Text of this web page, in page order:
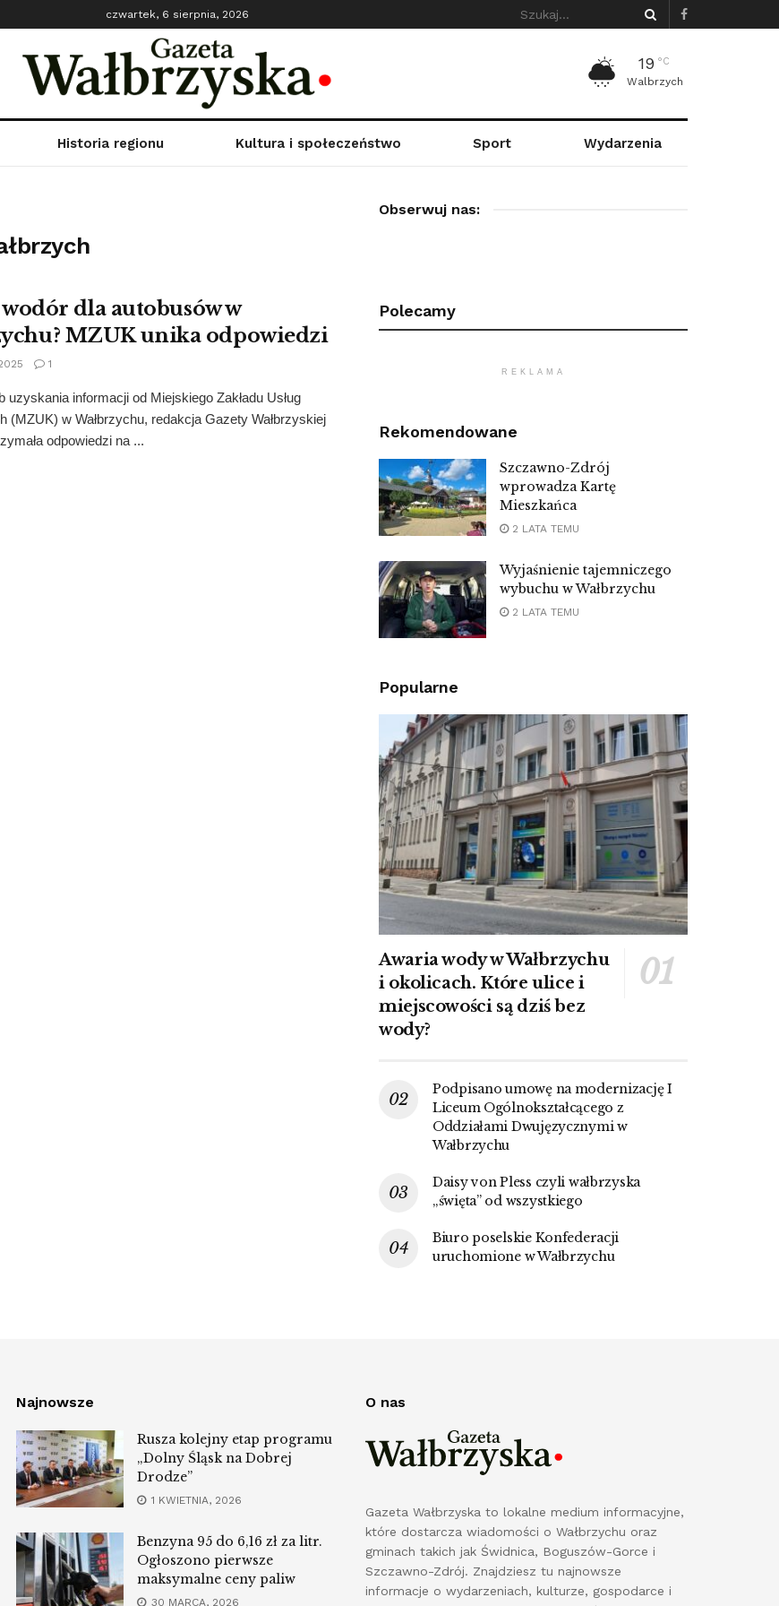
czwartek, 6 sierpnia, 2026
19 °C
Walbrzych
Historia regionu Kultura i społeczeństwo Sport Wydarzenia
wodór dla autobusów w
MZUK unika odpowiedzi
1
uzyskania informacji od Miejskiego Zakładu Usług
(MZUK) w Wałbrzychu, redakcja Gazety Wałbrzyskiej
odpowiedzi na ...
Obserwuj nas:
Polecamy
REKLAMA
Rekomendowane
Szczawno-Zdrój
wprowadza Kartę
Mieszkańca
2 LATA TEMU
Wyjaśnienie tajemniczego
wybuchu w Wałbrzychu
2 LATA TEMU
Popularne
Awaria wody w Wałbrzychu
i okolicach. Które ulice i
miejscowości są dziś bez
wody?
Podpisano umowę na modernizację I
Liceum Ogólnokształcącego z
Oddziałami Dwujęzycznymi w
Wałbrzychu
Daisy von Pless czyli wałbrzyska
„święta” od wszystkiego
Biuro poselskie Konfederacji
uruchomione w Wałbrzychu
Najnowsze
Rusza kolejny etap programu
„Dolny Śląsk na Dobrej
Drodze”
1 KWIETNIA, 2026
Benzyna 95 do 6,16 zł za litr.
Ogłoszono pierwsze
maksymalne ceny paliw
30 MARCA, 2026
O nas
Gazeta Wałbrzyska to lokalne medium informacyjne,
które dostarcza wiadomości o Wałbrzychu oraz
gminach takich jak Świdnica, Boguszów-Gorce i
Szczawno-Zdrój. Znajdziesz tu najnowsze
informacje o wydarzeniach, kulturze, gospodarce i